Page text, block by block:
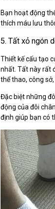
Bạn hoạt động
thích máu lưu
5. Tất xỏ ngón
Thiết kế cấu tạo
nhất. Tất này rất
thể thao, công sở,
Đặc biệt những
động của đôi
định giúp bạn có